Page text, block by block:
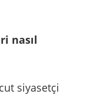
nasıl
siyasetçi